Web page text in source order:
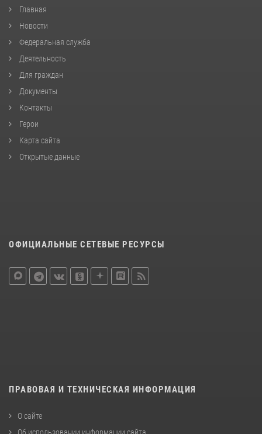
Главная
Новости
Федеральная служба
Деятельность
Для граждан
Документы
Контакты
Герои
Карта сайта
Открытые данные
ОФИЦИАЛЬНЫЕ СЕТЕВЫЕ РЕСУРСЫ
ПРАВОВАЯ И ТЕХНИЧЕСКАЯ ИНФОРМАЦИЯ
О сайте
Об использовании информации сайта